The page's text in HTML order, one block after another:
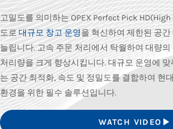
고밀도를 의미하는 OPEX Perfect Pick
도로대규모 창고 운영을 혁신하여 제한된 공
늘립니다. 고속 주문 처리에서 탁월하여 대량
처리량을 크게 향상시킵니다. 대규모 운영에
는 공간 최적화, 속도 및 정밀도를 결합하여 현
환경을 위한 필수 솔루션입니다.
WATCH VIDEO